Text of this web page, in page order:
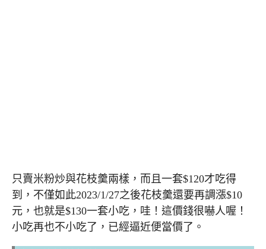
只賣米粉炒與花枝羹兩樣，而且一套$120才吃得
到，不僅如此2023/1/27之後花枝羹還要再調漲$10
元，也就是$130一套小吃，哇！這價錢很嚇人喔！
小吃再也不小吃了，已經逼近便當價了。